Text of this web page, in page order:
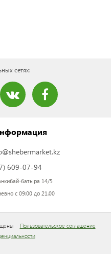
сетях:
609-07-94
батыра 14/5
с 09:00 до 21.00
Пользовательское соглашение